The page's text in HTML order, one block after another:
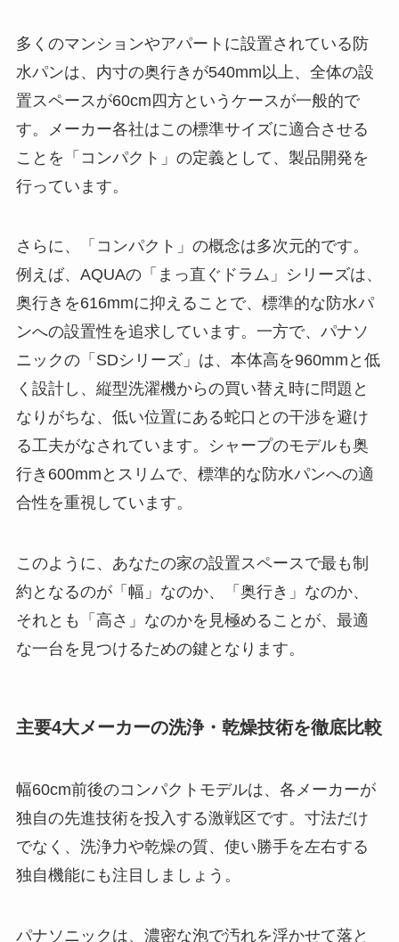
多くのマンションやアパートに設置されている防
水パンは、内寸の奥行きが540mm以上、全体の設
置スペースが60cm四方というケースが一般的で
す。メーカー各社はこの標準サイズに適合させる
ことを「コンパクト」の定義として、製品開発を
行っています。
さらに、「コンパクト」の概念は多次元的です。
例えば、AQUAの「まっ直ぐドラム」シリーズは、
奥行きを616mmに抑えることで、標準的な防水パ
ンへの設置性を追求しています。一方で、パナソ
ニックの「SDシリーズ」は、本体高を960mmと低
く設計し、縦型洗濯機からの買い替え時に問題と
なりがちな、低い位置にある蛇口との干渉を避け
る工夫がなされています。シャープのモデルも奥
行き600mmとスリムで、標準的な防水パンへの適
合性を重視しています。
このように、あなたの家の設置スペースで最も制
約となるのが「幅」なのか、「奥行き」なのか、
それとも「高さ」なのかを見極めることが、最適
な一台を見つけるための鍵となります。
主要4大メーカーの洗浄・乾燥技術を徹底比較
幅60cm前後のコンパクトモデルは、各メーカーが
独自の先進技術を投入する激戦区です。寸法だけ
でなく、洗浄力や乾燥の質、使い勝手を左右する
独自機能にも注目しましょう。
パナソニックは、濃密な泡で汚れを浮かせて落と